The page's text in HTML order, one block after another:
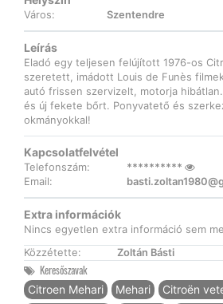
Város: Szentendre
Leírás
Eladó egy teljesen felújított 1976-os
szeretett, imádott Louis de Funès
autó frissen szervizelt, motorja
és új fekete bőrt. Ponyvatető és
okmányokkal!
Kapcsolatfelvétel
Telefonszám:
**********
Email:
Extra információk
Nincs egyetlen extra információ sem
Közzétette:
Zoltán Básti
Keresőszavak
Citroen Mehari Mehari Citroën